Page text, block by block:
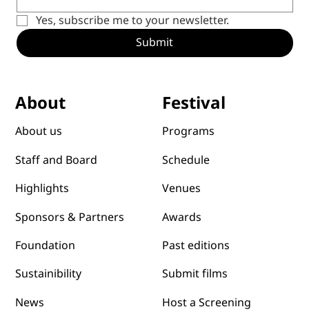
Yes, subscribe me to your newsletter.
Submit
About
About us
Staff and Board
Highlights
Sponsors & Partners
Foundation
Sustainibility
News
Festival
Programs
Schedule
Venues
Awards
Past editions
Submit films
Host a Screening